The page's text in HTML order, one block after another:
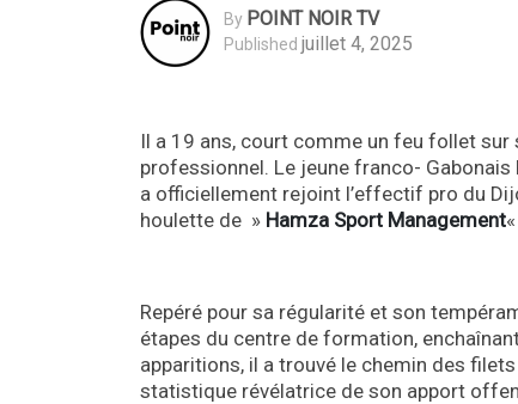
By POINT NOIR TV
Published juillet 4, 2025
Il a 19 ans, court comme un feu follet
professionnel. Le jeune franco-
a officiellement rejoint l’effectif pro du
houlette de » Hamza Sport Management
Repéré pour sa régularité et son
étapes du centre de formation,
apparitions, il a trouvé le chemin des
statistique révélatrice de son apport